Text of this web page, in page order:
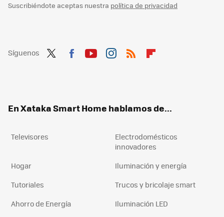
Suscribiéndote aceptas nuestra política de privacidad
Síguenos
En Xataka Smart Home hablamos de...
Televisores
Electrodomésticos
innovadores
Hogar
Iluminación y energía
Tutoriales
Trucos y bricolaje smart
Ahorro de Energía
Iluminación LED